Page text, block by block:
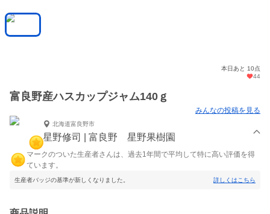
本日あと 10点
44
富良野産ハスカップジャム140ｇ
みんなの投稿を見る
北海道富良野市
星野修司 | 富良野 星野果樹園
マークのついた生産者さんは、過去1年間で平均して特に高い評価を得
ています。
生産者バッジの基準が新しくなりました。 詳しくはこちら